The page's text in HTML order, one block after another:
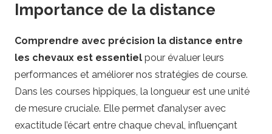
Importance de la distance
Comprendre avec précision la distance entre
les chevaux est essentiel pour évaluer leurs
performances et améliorer nos stratégies de course.
Dans les courses hippiques, la longueur est une unité
de mesure cruciale. Elle permet d’analyser avec
exactitude l’écart entre chaque cheval, influençant